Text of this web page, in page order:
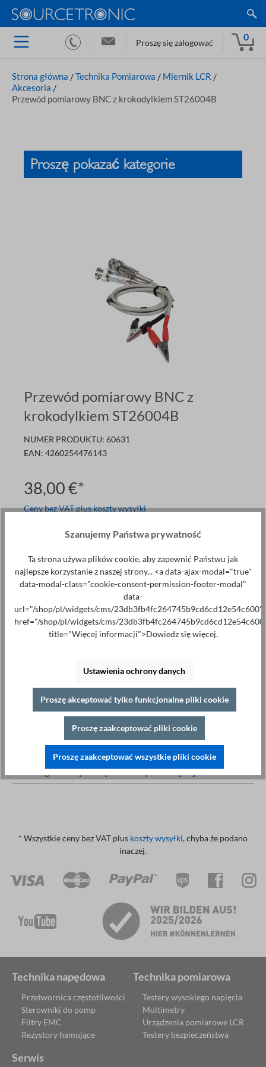
Proszę się zalogować
0
Strona główna /Technika Pomiarowa / Miernik LCR /
Akcesoria /
Przewód pomiarowy BNC z krokodylkiem ST26004B
Proszę pokazać kategorie
Przewód pomiarowy BNC z
krokodylkiem ST26004B
NUMER PRODUKTU: 60631
EAN: 4260254476143
38,00 €*
Ceny bez VAT plus koszty wysyłki
Proszę dodać do koszyka
+49 421 277 9999
Drukuj
2-przewodowe przewody pomiarowe z wtykiem
BNC&nbsp;i zaciskami krokodylkowymi są stosowane z
różnego rodzaju urządzeniami po…Więcej
* Wszystkie ceny bez VAT plus koszty wysyłki, chyba że podano
inaczej.
Technika napędowa
Przetwornica częstotliwości
Sterowniki do pomp
Filtry EMC
Rezystory hamujące
Technika pomiarowa
Testery wysokiego napięcia
Multimetry
Urządzenia pomiarowe LCR
Testery bezpieczeństwa
Serwis
Szanujemy Państwa prywatność
Ta strona używa plików cookie, aby zapewnić Państwu jak
najlepsze korzystanie z naszej strony... <a data-ajax-modal="true"
data-modal-class="cookie-consent-permission-footer-modal"
data-
url="/shop/pl/widgets/cms/23db3fb4fc264745b9cd6cd12e54c600"
href="/shop/pl/widgets/cms/
title="Więcej informacji">Dowiedz się więcej.
Ustawienia ochrony danych
Proszę akceptować tylko funkcjonalne pliki cookie
Proszę zaakceptować pliki cookie
Proszę zaakceptować wszystkie pliki cookie